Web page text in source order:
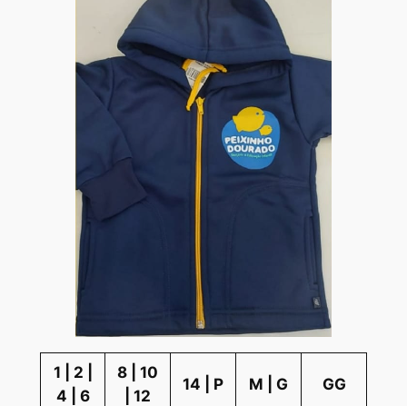
1 | 2 |
4 | 6
8 | 10
| 12
14 | P M | G GG